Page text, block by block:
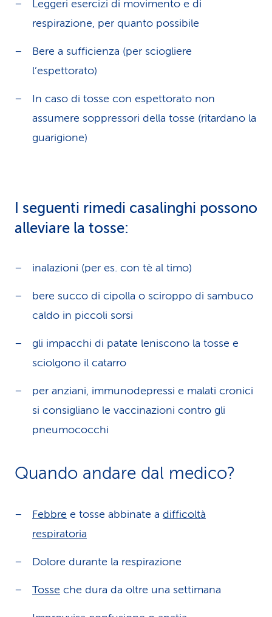
Leggeri esercizi di movimento e di
respirazione, per quanto possibile
Bere a sufficienza (per sciogliere
l’espettorato)
In caso di tosse con espettorato non
assumere soppressori della tosse (ritardano la
guarigione)
I seguenti rimedi casalinghi possono
alleviare la tosse:
inalazioni (per es. con tè al timo)
bere succo di cipolla o sciroppo di sambuco
caldo in piccoli sorsi
gli impacchi di patate leniscono la tosse e
sciolgono il catarro
per anziani, immunodepressi e malati cronici
si consigliano le vaccinazioni contro gli
pneumococchi
Quando andare dal medico?
Febbre e tosse abbinate a difficoltà
respiratoria
Dolore durante la respirazione
Tosse che dura da oltre una settimana